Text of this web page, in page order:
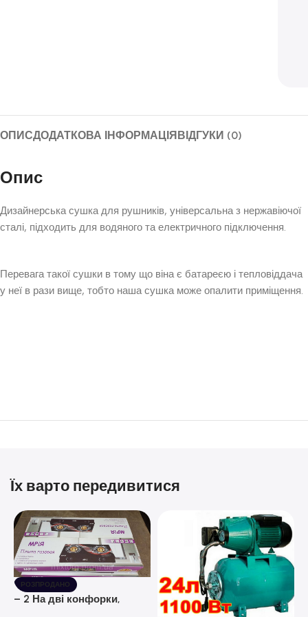
ОПИСДОДАТКОВА ІНФОРМАЦІЯВІДГУКИ (0)
Опис
Дизайнерська сушка для рушників, універсальна з нержавіючої
сталі, підходить для водяного та електричного підключення.
Перевага такої сушки в тому що віна є батареєю і тепловіддача
у неї в рази вище, тобто наша сушка може опалити приміщення.
Їх варто передивитися
РОЗПРОДАНО
– 2 На дві конфорки,